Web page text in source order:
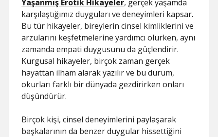
Yaşanmış Erotik Hikayeler, gerçek yaşamda
karşılaştığımız duyguları ve deneyimleri kapsar.
Bu tür hikayeler, bireylerin cinsel kimliklerini ve
arzularını keşfetmelerine yardımcı olurken, aynı
zamanda empati duygusunu da güçlendirir.
Kurgusal hikayeler, birçok zaman gerçek
hayattan ilham alarak yazılır ve bu durum,
okurları farklı bir dünyada gezdirirken onları
düşündürür.
Birçok kişi, cinsel deneyimlerini paylaşarak
başkalarının da benzer duygular hissettiğini